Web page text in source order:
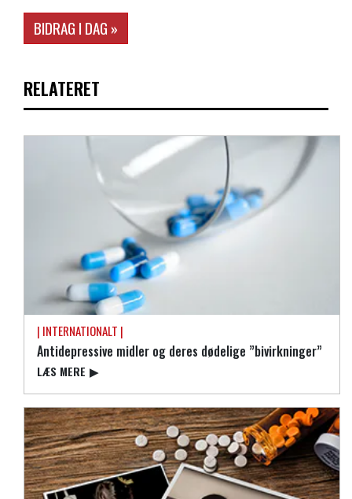
BIDRAG I DAG »
RELATERET
| INTERNATIONALT |
Antidepressive midler og deres dødelige ”bivirkninger”
LÆS MERE ▶